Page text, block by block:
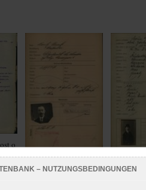
o
Munk Moritz: Žádost o
Munk
– NUTZUNGSBEDINGUNGEN